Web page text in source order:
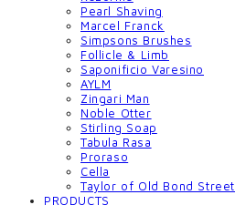
Pearl Shaving
Marcel Franck
Simpsons Brushes
Follicle & Limb
Saponificio Varesino
AYLM
Zingari Man
Noble Otter
Stirling Soap
Tabula Rasa
Proraso
Cella
Taylor of Old Bond Street
PRODUCTS